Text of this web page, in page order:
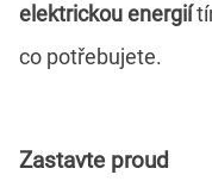
elektrickou energií
co potřebujete.
Zastavte proud